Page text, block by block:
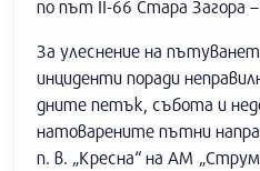
по път II-66 Стара Загора
За улеснение на
инциденти поради
дните петък, събота и
натоварените пътни
п. в. „Кресна“ на АМ